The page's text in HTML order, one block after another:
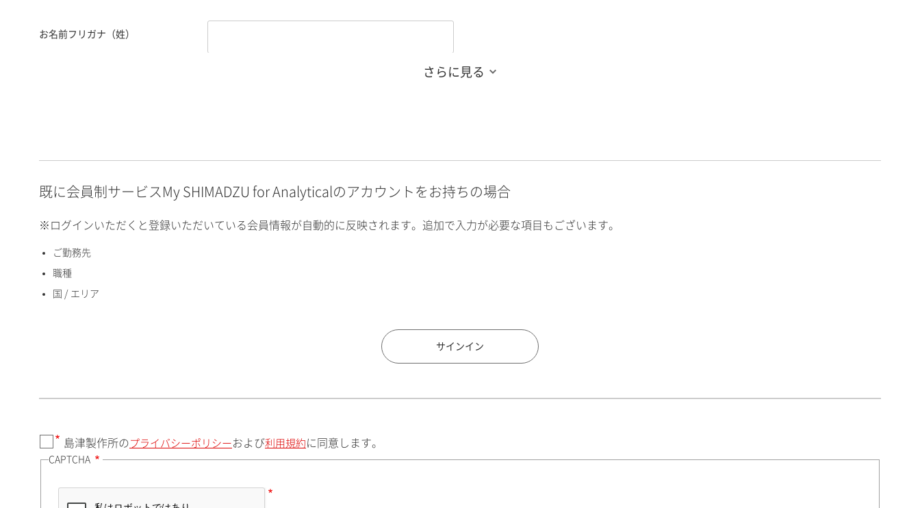
お名前フリガナ（姓）
英数）
国 / エリア
住所検索
都道府県（勤務先）
さらに見る
既に会員制サービスMy SHIMADZU for Analyticalのアカウントをお持ちの場合
※ログインいただくと登録いただいている会員情報が自動的に反映されます。追加で入力が必要な項目もございます。
ご勤務先
職種
国 / エリア
サインイン
島津製作所の プライバシーポリシー および利用規約 に同意します。
CAPTCHA